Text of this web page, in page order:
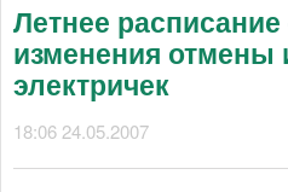
Летнее
изменения отмены
электричек
18:06 24.05.2007